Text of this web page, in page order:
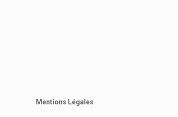
Mentions Légales